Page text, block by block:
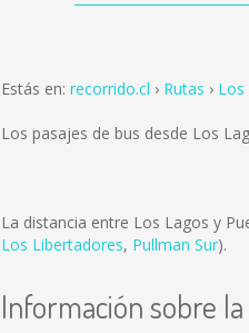
Estás en: recorrido.cl Rutas
Los pasajes de bus desde Los
La distancia entre Los Lagos y
Los Libertadores, Pullman Sur).
Información sobre